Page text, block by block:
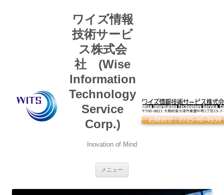
ワイズ情報
技術サービ
ス株式会
社 (Wise
Information
Technology
Service
Corp.)
Inovation of Mind
メニュー